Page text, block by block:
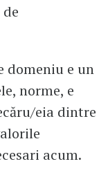
domeniu e un
norme, e
eia dintre
acum.